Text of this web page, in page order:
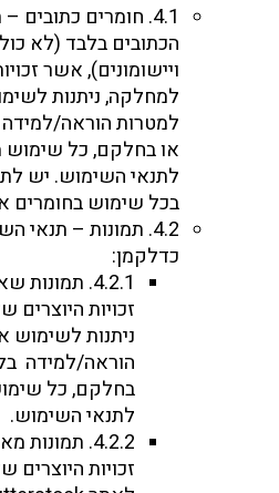
4.1. חומרים
הכתובים בלבד (לא
ויישומונים), אשר
למחלקה, ניתנות
למטרות הוראה/
או בחלקם, כל שימוש
לתנאי השימוש. יש
בכל שימוש בחומרים
4.2. תמונות – תנאי
כדלקמן:
4.2.1.
זכויות
ניתנות לשימוש
הוראה/למידה
בחלקם, כל
לתנאי השימוש.
זכויות היוצרים